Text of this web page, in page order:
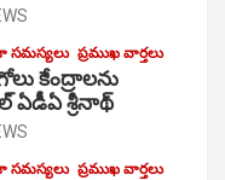
సమస్యలు ప్రముఖ వార్తలు
కేంద్రాల‌ను
ఏడీఏ శ్రీనాథ్
సమస్యలు ప్రముఖ వార్తలు